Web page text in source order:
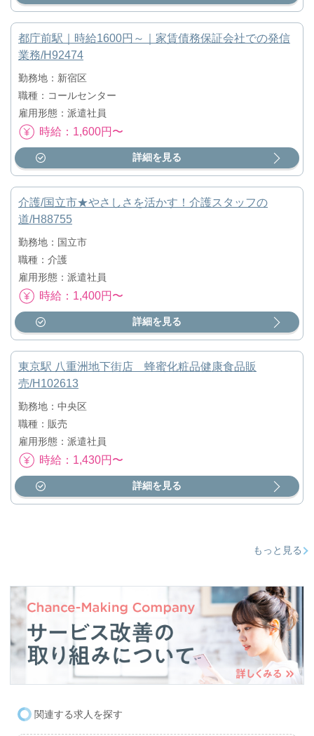
都庁前駅｜時給1600円～｜家賃債務保証会社での発信
業務/H92474
勤務地：新宿区
職種：コールセンター
雇用形態：派遣社員
時給：1,600円〜
詳細を見る
介護/国立市★やさしさを活かす！介護スタッフの
道/H88755
勤務地：国立市
職種：介護
雇用形態：派遣社員
時給：1,400円〜
詳細を見る
東京駅 八重洲地下街店 蜂蜜化粧品健康食品販
売/H102613
勤務地：中央区
職種：販売
雇用形態：派遣社員
時給：1,430円〜
詳細を見る
もっと見る
関連する求人を探す